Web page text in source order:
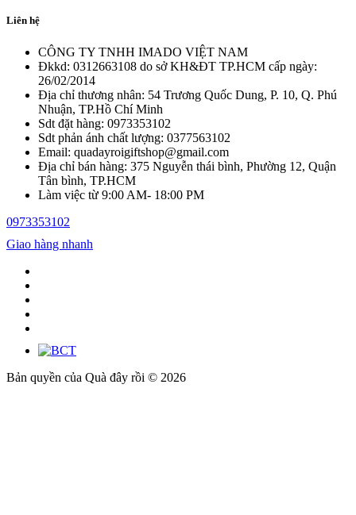
Liên hệ
CÔNG TY TNHH IMADO VIỆT NAM
Đkkd: 0312663108 do sở KH&ĐT TP.HCM cấp ngày:
26/02/2014
Địa chỉ thương nhân: 54 Trương Quốc Dung, P. 10, Q. Phú
Nhuận, TP.Hồ Chí Minh
Sdt đặt hàng: 0973353102
Sdt phản ánh chất lượng: 0377563102
Email: quadayroigiftshop@gmail.com
Địa chỉ bán hàng: 375 Nguyễn thái bình, Phường 12, Quận
Tân bình, TP.HCM
Làm việc từ 9:00 AM- 18:00 PM
0973353102
Giao hàng nhanh
Bản quyền của Quà đây rồi © 2026